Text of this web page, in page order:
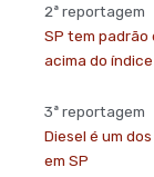
2ª reportagem
SP tem padrão
acima do
3ª reportagem
Diesel é um
em SP